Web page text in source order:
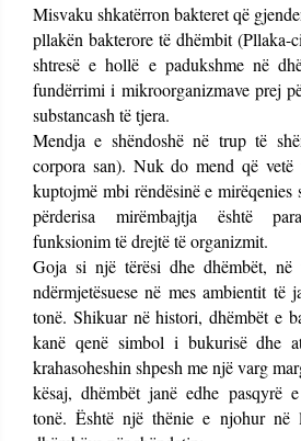
Misvaku shkatërron bakteret që
pllakën bakterore të dhëmbit (Pllaka-
shtresë e hollë e padukshme në
fundërrimi i mikroorganizmave prej
substancash të tjera.
Mendja e shëndoshë në trup të
corpora san). Nuk do mend që
kuptojmë mbi rëndësinë e
përderisa mirëmbajtja është
funksionim të drejtë të organizmit.
Goja si një tërësi dhe dhëmbët, në
ndërmjetësuese në mes ambientit të
tonë. Shikuar në histori, dhëmbët e
kanë qenë simbol i bukurisë dhe
krahasoheshin shpesh me një varg
kësaj, dhëmbët janë edhe pasqyrë
tonë. Është një thënie e njohur në